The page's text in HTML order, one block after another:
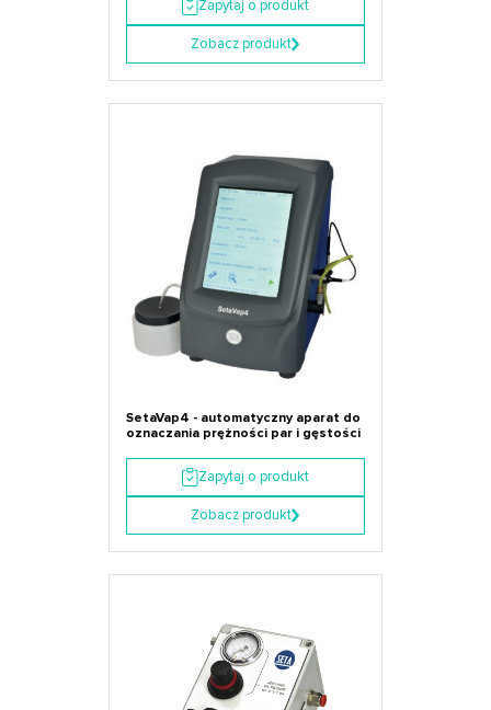
Zapytaj o produkt
Zobacz produkt
SetaVap4 - automatyczny aparat do
oznaczania prężności par i gęstości
Zapytaj o produkt
Zobacz produkt